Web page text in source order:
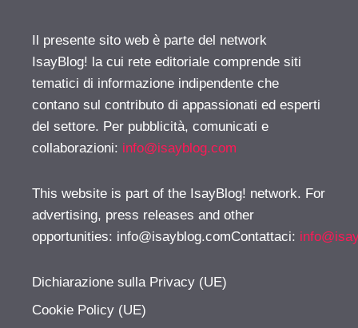
Il presente sito web è parte del network
IsayBlog! la cui rete editoriale comprende siti
tematici di informazione indipendente che
contano sul contributo di appassionati ed esperti
del settore. Per pubblicità, comunicati e
collaborazioni: info@isayblog.com
This website is part of the IsayBlog! network. For
advertising, press releases and other
opportunities: info@isayblog.comContattaci:
Dichiarazione sulla Privacy (UE)
Cookie Policy (UE)